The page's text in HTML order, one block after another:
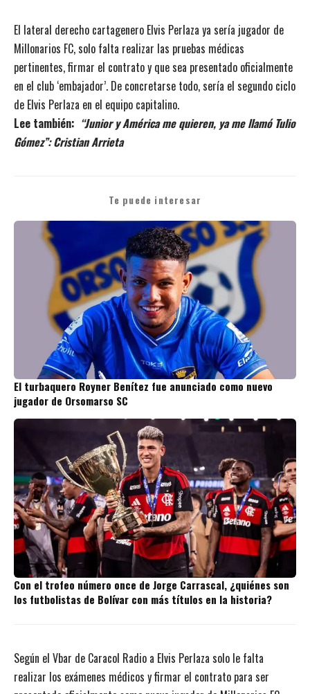
El lateral derecho cartagenero Elvis Perlaza ya sería jugador de
Millonarios FC, solo falta realizar las pruebas médicas
pertinentes, firmar el contrato y que sea presentado oficialmente
en el club ‘embajador’. De concretarse todo, sería el segundo ciclo
de Elvis Perlaza en el equipo capitalino.
Lee también: “Junior y América me quieren, ya me llamó Tulio
Gómez”: Cristian Arrieta
Te puede interesar
El turbaquero Royner Benítez fue anunciado como nuevo
jugador de Orsomarso SC
Con el trofeo número once de Jorge Carrascal, ¿quiénes son
los futbolistas de Bolívar con más títulos en la historia?
Según el Vbar de Caracol Radio a Elvis Perlaza solo le falta
realizar los exámenes médicos y firmar el contrato para ser